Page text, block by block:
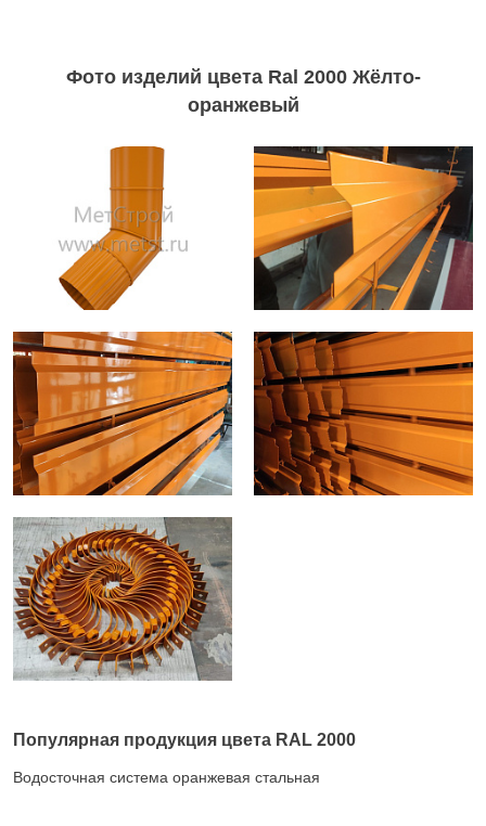
Фото изделий цвета Ral 2000 Жёлто-
оранжевый
Популярная продукция цвета RAL 2000
Водосточная система оранжевая стальная